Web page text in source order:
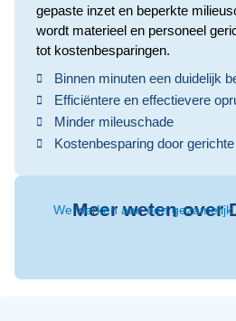
gepaste inzet en beperkte
wordt materieel en personeel
tot kostenbesparingen.
Binnen minuten een duidelijk
Efficiëntere en effectievere
Minder mileuschade
Kostenbesparing door
Meer weten over
We werken aan een gezamelijk